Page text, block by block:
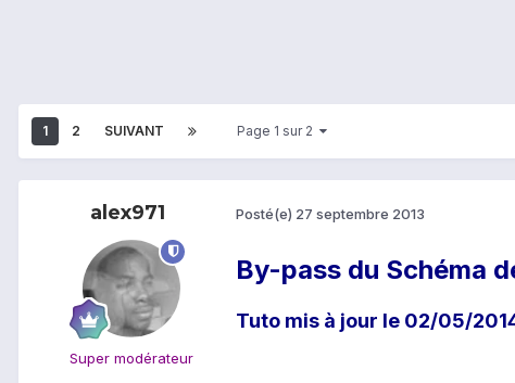
1 2 SUIVANT Page 1 sur 2
alex971
Super modérateur
Posté(e) 27 septembre 2013
By-pass du Schéma
Tuto mis à jour le 02/05/